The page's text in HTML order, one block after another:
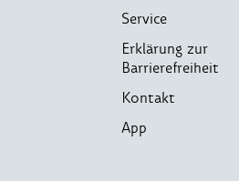
Service
Erklärung zur
Barrierefreiheit
Kontakt
App